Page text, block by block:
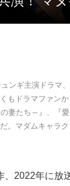
ンギ主演ドラマ
もドラマファン
妻たち～』、『
。マダムキャラ
、2022年に放